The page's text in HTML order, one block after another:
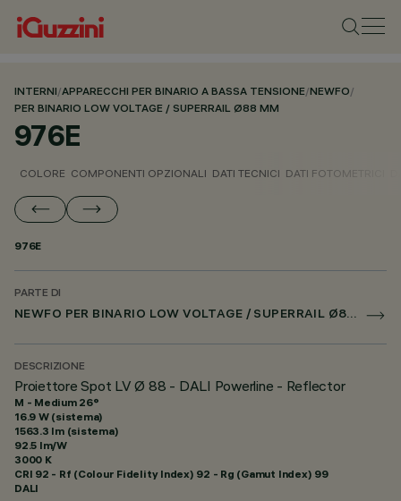
INTERNI/APPARECCHI PER BINARIO A BASSA TENSIONE/NEWFO/
PER BINARIO LOW VOLTAGE / SUPERRAIL Ø88 MM
976E
COLORE COMPONENTI OPZIONALI DATI TECNICI DATI FOTOMETRICI
976E
PARTE DI
NEWFO PER BINARIO LOW VOLTAGE / SUPERRAIL Ø88 MM
DESCRIZIONE
Proiettore Spot LV Ø 88 - DALI Powerline - Reflector
M - Medium 26°
16.9 W (sistema)
1563.3 lm (sistema)
92.5 lm/W
3000 K
CRI 92 - Rf (Colour Fidelity Index) 92 - Rg (Gamut Index) 99
DALI